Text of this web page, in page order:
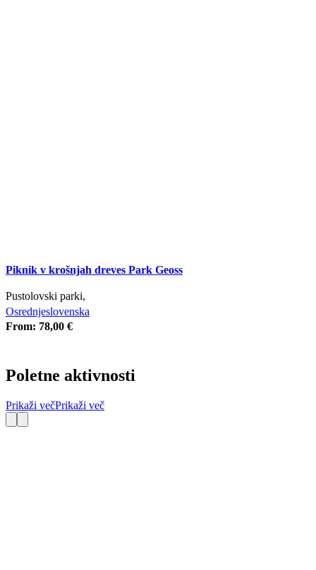
Piknik v krošnjah dreves Park Geoss
Pustolovski parki,
Osrednjeslovenska
From: 78,00 €
Poletne aktivnosti
Prikaži večPrikaži več